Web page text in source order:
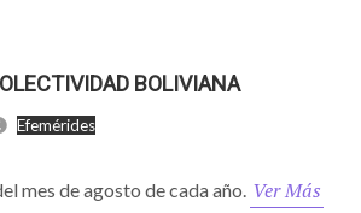
BOLIVIANA
Efemérides
mes de agosto de cada año. Ver Más